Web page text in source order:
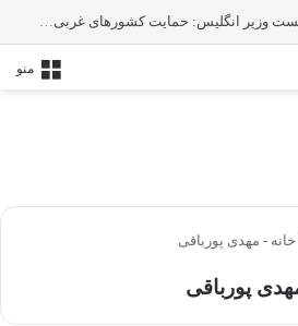
پزشکیان در تماس با نخست‌ وزیر انگلیس: حمایت کشور‌های غربی از رژیم صهیونیستی امنیت منطقه و جهان را به خطر انداخته است
منو
خانه - مهدی پورباقی
پورباقی